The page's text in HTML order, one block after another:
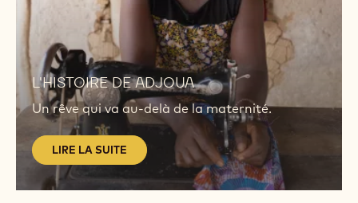
L'HISTOIRE DE ADJOUA
Un rêve qui va au-delà de la maternité.
LIRE LA SUITE
LIRE
LA
SUITE